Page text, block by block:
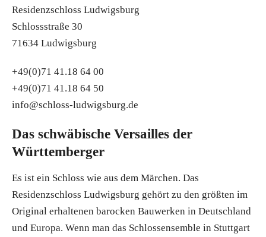
Residenzschloss Ludwigsburg
Schlossstraße 30
71634 Ludwigsburg
+49(0)71 41.18 64 00
+49(0)71 41.18 64 50
info@schloss-ludwigsburg.de
Das schwäbische Versailles der
Württemberger
Es ist ein Schloss wie aus dem Märchen. Das
Residenzschloss Ludwigsburg gehört zu den größten im
Original erhaltenen barocken Bauwerken in Deutschland
und Europa. Wenn man das Schlossensemble in Stuttgart